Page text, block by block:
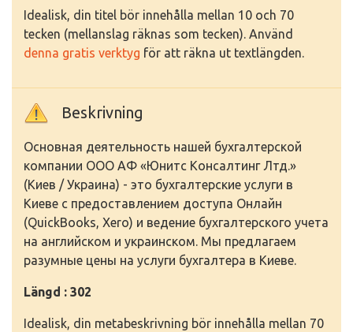
Idealisk, din titel bör innehålla mellan 10 och 70
tecken (mellanslag räknas som tecken). Använd
denna gratis verktyg för att räkna ut textlängden.
Beskrivning
Основная деятельность нашей бухгалтерской
компании ООО АФ «Юнитс Консалтинг Лтд.»
(Киев / Украина) - это бухгалтерские услуги в
Киеве с предоставлением доступа Онлайн
(QuickBooks, Xero) и ведение бухгалтерского учета
на английском и украинском. Мы предлагаем
разумные цены на услуги бухгалтера в Киеве.
Längd : 302
Idealisk, din metabeskrivning bör innehålla mellan 70